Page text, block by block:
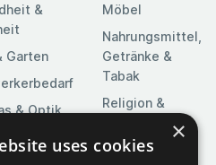
&
Garten
& Optik
Möbel
Nahrungsmittel,
Getränke &
Tabak
Religion &
Feierlichkeiten
Software
×
uses cookies